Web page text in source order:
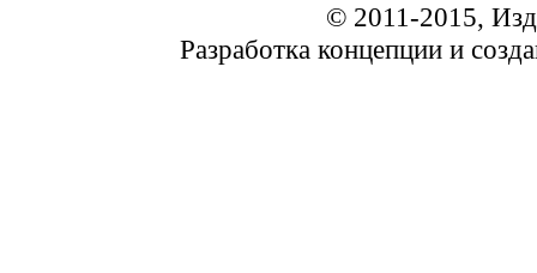
© 2011-2015,
Разработка концепции и